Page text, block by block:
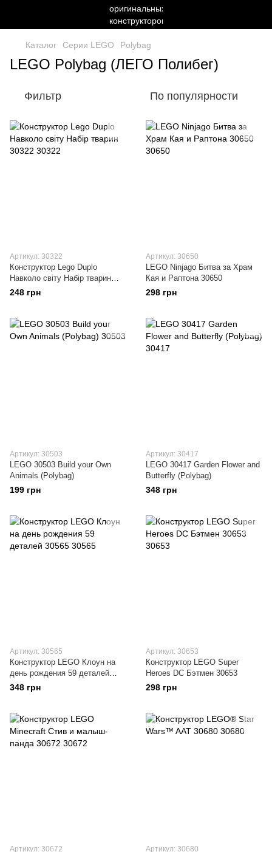
Каталог Серии LEGO Polybag
LEGO Polybag (ЛЕГО Полибег)
Фильтр По популярности
Артикул: 30322
Конструктор Lego Duplo
Навколо світу Набір тварин
30322
248 грн
Артикул: 30650
LEGO Ninjago Битва за Храм
Кая и Раптона 30650
298 грн
Артикул: 30503
LEGO 30503 Build your Own
Animals (Polybag)
199 грн
Артикул: 30417
LEGO 30417 Garden Flower and
Butterfly (Polybag)
348 грн
Артикул: 30565
Конструктор LEGO Клоун на
день рождения 59 деталей
30565
348 грн
Артикул: 30653
Конструктор LEGO Super
Heroes DC Бэтмен 30653
298 грн
Артикул: 30672 Артикул: 30680